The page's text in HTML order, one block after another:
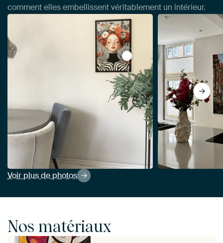
comment elles embellissent véritablement un intérieur.
Voir plus de photos
View Printemps coloré par
Nos matériaux